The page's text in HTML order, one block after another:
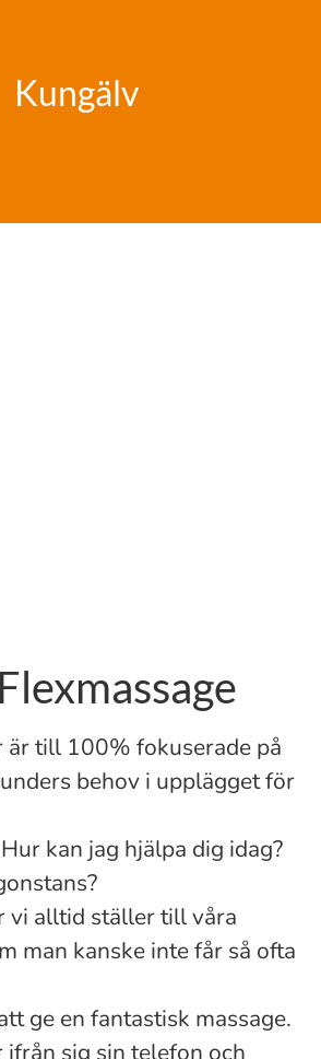
Kungälv
är till 100% fokuserade på
behov i upplägget för
kan jag hjälpa dig idag?
vi alltid ställer till våra
man kanske inte får så ofta
ge en fantastisk massage.
ifrån sig sin telefon och